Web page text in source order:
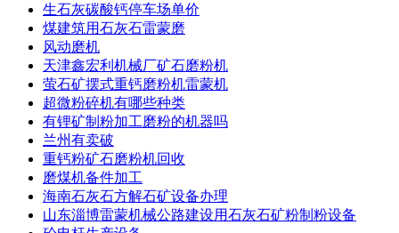
生石灰碳酸钙停车场单价
煤建筑用石灰石雷蒙磨
风动磨机
天津鑫宏利机械厂矿石磨粉机
萤石矿摆式重钙磨粉机雷蒙机
超微粉碎机有哪些种类
有锂矿制粉加工磨粉的机器吗
兰州有卖破
重钙粉矿石磨粉机回收
磨煤机备件加工
海南石灰石方解石矿设备办理
山东淄博雷蒙机械公路建设用石灰石矿粉制粉设备